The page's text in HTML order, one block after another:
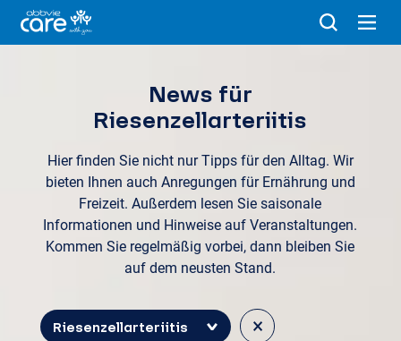
News für
Riesenzellarteriitis
Hier finden Sie nicht nur Tipps für den Alltag. Wir
bieten Ihnen auch Anregungen für Ernährung und
Freizeit. Außerdem lesen Sie saisonale
Informationen und Hinweise auf Veranstaltungen.
Kommen Sie regelmäßig vorbei, dann bleiben Sie
auf dem neusten Stand.
Riesenzellarteriitis ×